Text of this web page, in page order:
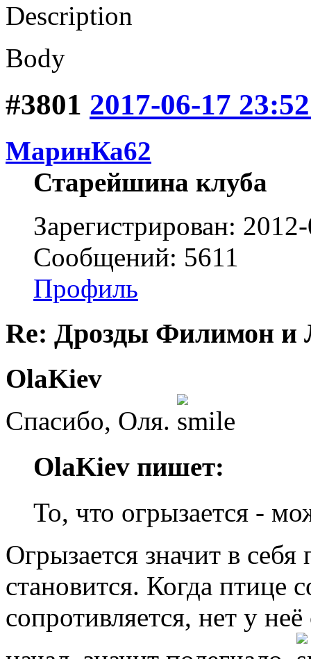
Description
Body
#3801 2017-06-17
МаринКа62
Старейшина клуба
Зарегистрирован:
Сообщений: 5611
Профиль
Re: Дрозды Филимон и
OlaKiev
Спасибо, Оля.
OlaKiev пишет:
То, что огрызается -
Огрызается значит в
становится. Когда птице
сопротивляется, нет у